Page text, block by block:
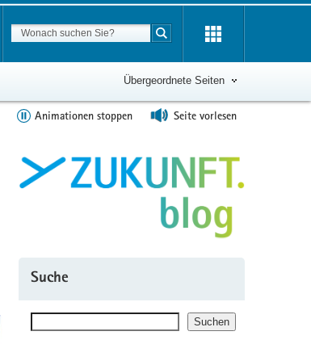
Suchbegriff
Suche starten
Übergeordnete Seiten
Animationen stoppen Seite vorlesen
Suche
Suchen